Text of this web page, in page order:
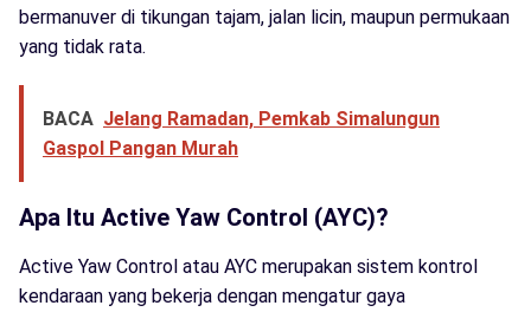
bermanuver di tikungan tajam, jalan licin, maupun permukaan
yang tidak rata.
BACA Jelang Ramadan, Pemkab Simalungun
Gaspol Pangan Murah
Apa Itu Active Yaw Control (AYC)?
Active Yaw Control atau AYC merupakan sistem kontrol
kendaraan yang bekerja dengan mengatur gaya